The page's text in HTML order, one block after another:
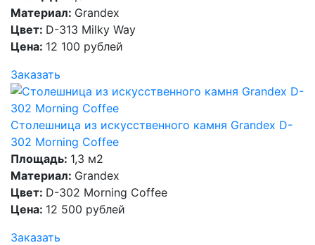
Материал: Grandex
Цвет: D-313 Milky Way
Цена: 12 100 рублей
Заказать
Столешница из искусственного камня Grandex D-
302 Morning Coffee
Площадь: 1,3 м2
Материал: Grandex
Цвет: D-302 Morning Coffee
Цена: 12 500 рублей
Заказать